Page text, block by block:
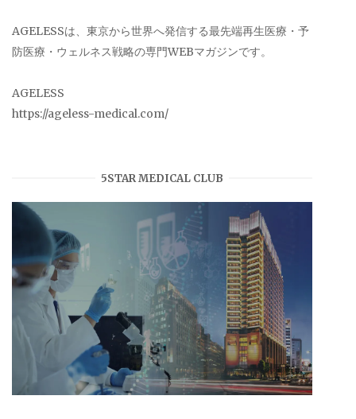
AGELESSは、東京から世界へ発信する最先端再生医療・予
防医療・ウェルネス戦略の専門WEBマガジンです。
AGELESS
https://ageless-medical.com/
5STAR MEDICAL CLUB